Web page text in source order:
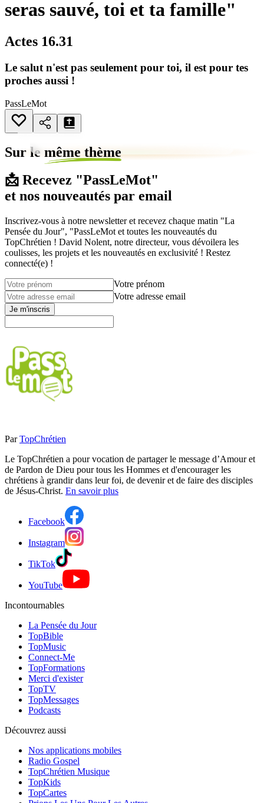
seras sauvé, toi et ta famille"
Actes 16.31
Le salut n'est pas seulement pour toi, il est pour tes
proches aussi !
PassLeMot
Sur le même thème
📩 Recevez "PassLeMot"
et nos nouveautés par email
Inscrivez-vous à notre newsletter et recevez chaque matin "La
Pensée du Jour", "PassLeMot et toutes les nouveautés du
TopChrétien ! David Nolent, notre directeur, vous dévoilera les
coulisses, les projets et les nouveautés en exclusivité ! Restez
connecté(e) !
Votre prénom
Votre adresse email
Je m'inscris
Par TopChrétien
Le TopChrétien a pour vocation de partager le message d’Amour et
de Pardon de Dieu pour tous les Hommes et d'encourager les
chrétiens à grandir dans leur foi, de devenir et de faire des disciples
de Jésus-Christ. En savoir plus
Facebook
Instagram
TikTok
YouTube
Incontournables
La Pensée du Jour
TopBible
TopMusic
Connect-Me
TopFormations
Merci d'exister
TopTV
TopMessages
Podcasts
Découvrez aussi
Nos applications mobiles
Radio Gospel
TopChrétien Musique
TopKids
TopCartes